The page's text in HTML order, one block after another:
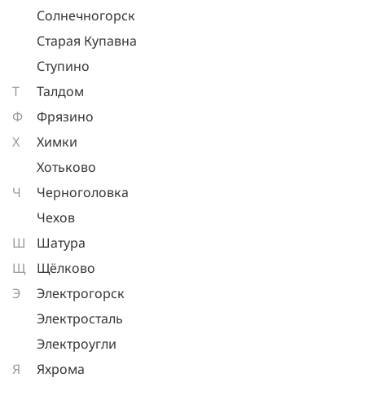
Солнечногорск
Старая Купавна
Ступино
Т
Талдом
Ф
Фрязино
Х
Химки
Хотьково
Ч
Черноголовка
Чехов
Ш
Шатура
Щ
Щёлково
Э
Электрогорск
Электросталь
Электроугли
Я
Яхрома